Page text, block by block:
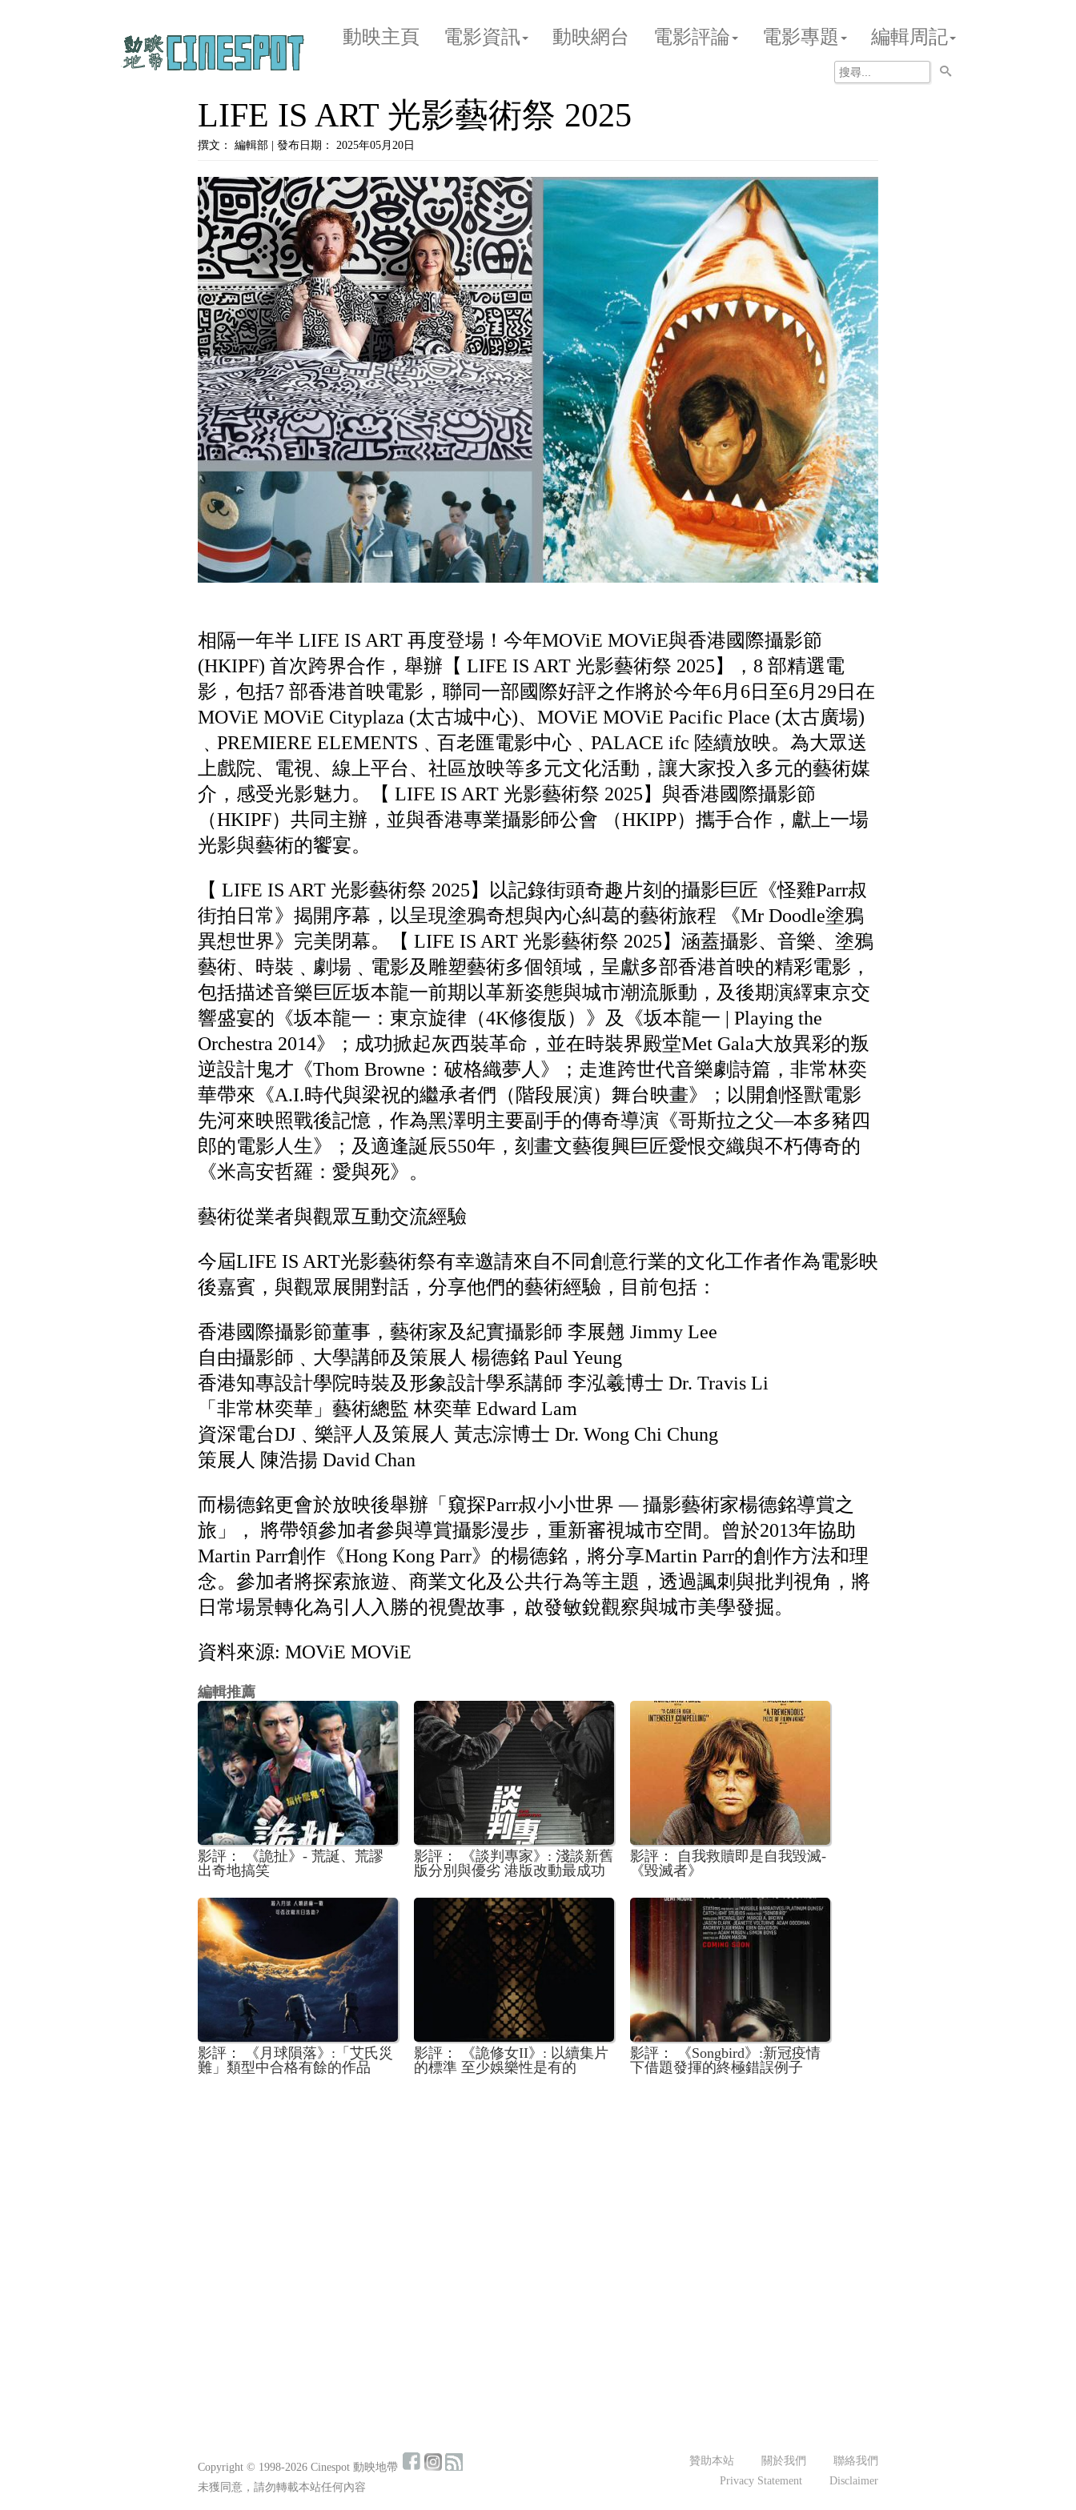
動映主頁 電影資訊 動映網台 電影評論 電影專題 編輯周記
LIFE IS ART 光影藝術祭 2025
撰文： 編輯部 | 發布日期： 2025年05月20日
相隔一年半 LIFE IS ART 再度登場！今年MOViE MOViE與香港國際攝影節
(HKIPF) 首次跨界合作，舉辦【 LIFE IS ART 光影藝術祭 2025】，8 部精選電
影，包括7 部香港首映電影，聯同一部國際好評之作將於今年6月6日至6月29日在
MOViE MOViE Cityplaza (太古城中心)、MOViE MOViE Pacific Place (太古廣場)
﹑PREMIERE ELEMENTS﹑百老匯電影中心﹑PALACE ifc 陸續放映。為大眾送
上戲院、電視、線上平台、社區放映等多元文化活動，讓大家投入多元的藝術媒
介，感受光影魅力。【 LIFE IS ART 光影藝術祭 2025】與香港國際攝影節
（HKIPF）共同主辦，並與香港專業攝影師公會 （HKIPP）攜手合作，獻上一場
光影與藝術的饗宴。
【 LIFE IS ART 光影藝術祭 2025】以記錄街頭奇趣片刻的攝影巨匠《怪雞Parr叔
街拍日常》揭開序幕，以呈現塗鴉奇想與內心糾葛的藝術旅程 《Mr Doodle塗鴉
異想世界》完美閉幕。【 LIFE IS ART 光影藝術祭 2025】涵蓋攝影、音樂、塗鴉
藝術、時裝﹑劇場﹑電影及雕塑藝術多個領域，呈獻多部香港首映的精彩電影，
包括描述音樂巨匠坂本龍一前期以革新姿態與城市潮流脈動，及後期演繹東京交
響盛宴的《坂本龍一：東京旋律（4K修復版）》及《坂本龍一 | Playing the
Orchestra 2014》；成功掀起灰西裝革命，並在時裝界殿堂Met Gala大放異彩的叛
逆設計鬼才《Thom Browne：破格織夢人》；走進跨世代音樂劇詩篇，非常林奕
華帶來《A.I.時代與梁祝的繼承者們（階段展演）舞台映畫》；以開創怪獸電影
先河來映照戰後記憶，作為黑澤明主要副手的傳奇導演《哥斯拉之父—本多豬四
郎的電影人生》；及適逢誕辰550年，刻畫文藝復興巨匠愛恨交織與不朽傳奇的
《米高安哲羅：愛與死》。
藝術從業者與觀眾互動交流經驗
今屆LIFE IS ART光影藝術祭有幸邀請來自不同創意行業的文化工作者作為電影映
後嘉賓，與觀眾展開對話，分享他們的藝術經驗，目前包括：
香港國際攝影節董事，藝術家及紀實攝影師 李展翹 Jimmy Lee
自由攝影師﹑大學講師及策展人 楊德銘 Paul Yeung
香港知專設計學院時裝及形象設計學系講師 李泓羲博士 Dr. Travis Li
「非常林奕華」藝術總監 林奕華 Edward Lam
資深電台DJ﹑樂評人及策展人 黃志淙博士 Dr. Wong Chi Chung
策展人 陳浩揚 David Chan
而楊德銘更會於放映後舉辦「窺探Parr叔小小世界 — 攝影藝術家楊德銘導賞之
旅」， 將帶領參加者參與導賞攝影漫步，重新審視城市空間。曾於2013年協助
Martin Parr創作《Hong Kong Parr》的楊德銘，將分享Martin Parr的創作方法和理
念。參加者將探索旅遊、商業文化及公共行為等主題，透過諷刺與批判視角，將
日常場景轉化為引人入勝的視覺故事，啟發敏銳觀察與城市美學發掘。
資料來源: MOViE MOViE
編輯推薦
影評： 《詭扯》- 荒誕、荒謬
出奇地搞笑
影評： 《談判專家》: 淺談新舊
版分別與優劣 港版改動最成功
影評： 自我救贖即是自我毀滅-
《毀滅者》
影評： 《月球隕落》:「艾氏災
難」類型中合格有餘的作品
影評： 《詭修女II》: 以續集片
的標準 至少娛樂性是有的
影評： 《Songbird》:新冠疫情
下借題發揮的終極錯誤例子
贊助本站 關於我們
聯絡我們
Privacy Statement
Disclaimer
Copyright © 1998-2026 Cinespot 動映地帶
未獲同意，請勿轉載本站任何內容